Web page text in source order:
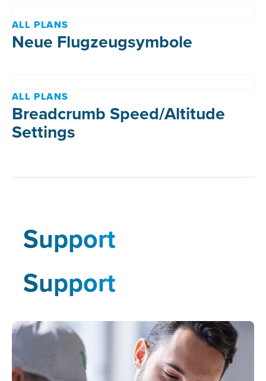
ALL PLANS
Neue Flugzeugsymbole
ALL PLANS
Breadcrumb Speed/Altitude
Settings
Support
Support